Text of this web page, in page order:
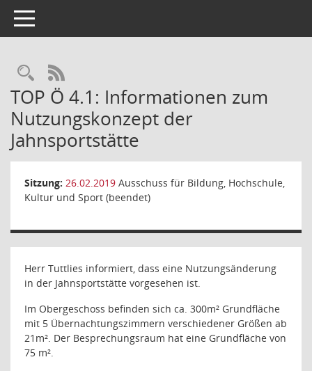
Toggle navigation
Rechercheauswahl
RSS-Feed
TOP Ö 4.1: Informationen zum
Nutzungskonzept der
Jahnsportstätte
Sitzung: 26.02.2019 Ausschuss für Bildung, Hochschule,
Kultur und Sport (beendet)
Herr Tuttlies informiert, dass eine Nutzungsänderung
in der Jahnsportstätte vorgesehen ist.
Im Obergeschoss befinden sich ca. 300m² Grundfläche
mit 5 Übernachtungszimmern verschiedener Größen ab
21m². Der Besprechungsraum hat eine Grundfläche von
75 m².